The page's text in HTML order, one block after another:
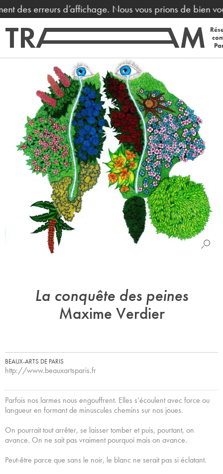
des erreurs d’affichage. Nous vous prions de bien
La conquête des peines
Maxime Verdier
BEAUX-ARTS DE PARIS
http://www.beauxartsparis.fr
Parfois nos larmes nous engouffrent. Elles s’écoulent avec force ou
langueur en formant de minuscules chemins sur nos joues.
On pourrait tout arrêter, se laisser tomber et puis, pourtant, on
avance. On ne sait pas vraiment pourquoi mais on avance.
Peut-être parce que sans le noir, le blanc ne serait pas si éclatant.